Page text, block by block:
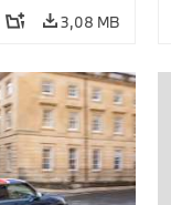
3,08 MB